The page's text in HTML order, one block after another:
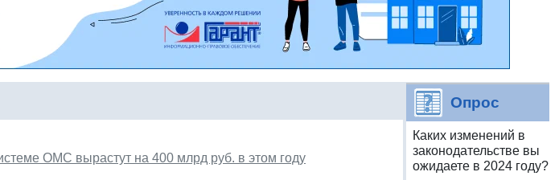
ОМС вырастут на 400 млрд руб. в этом году
Опрос
Каких изменений в
законодательстве вы
ожидаете в 2024 году?